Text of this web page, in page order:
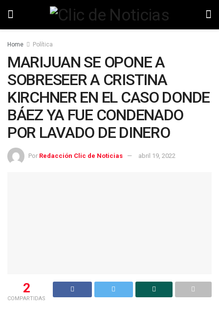
Home Política
MARIJUAN SE OPONE A
SOBRESEER A CRISTINA
KIRCHNER EN EL CASO DONDE
BÁEZ YA FUE CONDENADO
POR LAVADO DE DINERO
Por Redacción Clic de Noticias abril 19, 2022
2
COMPARTIDAS